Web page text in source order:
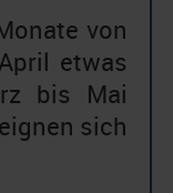
von
etwas
bis Mai
sich